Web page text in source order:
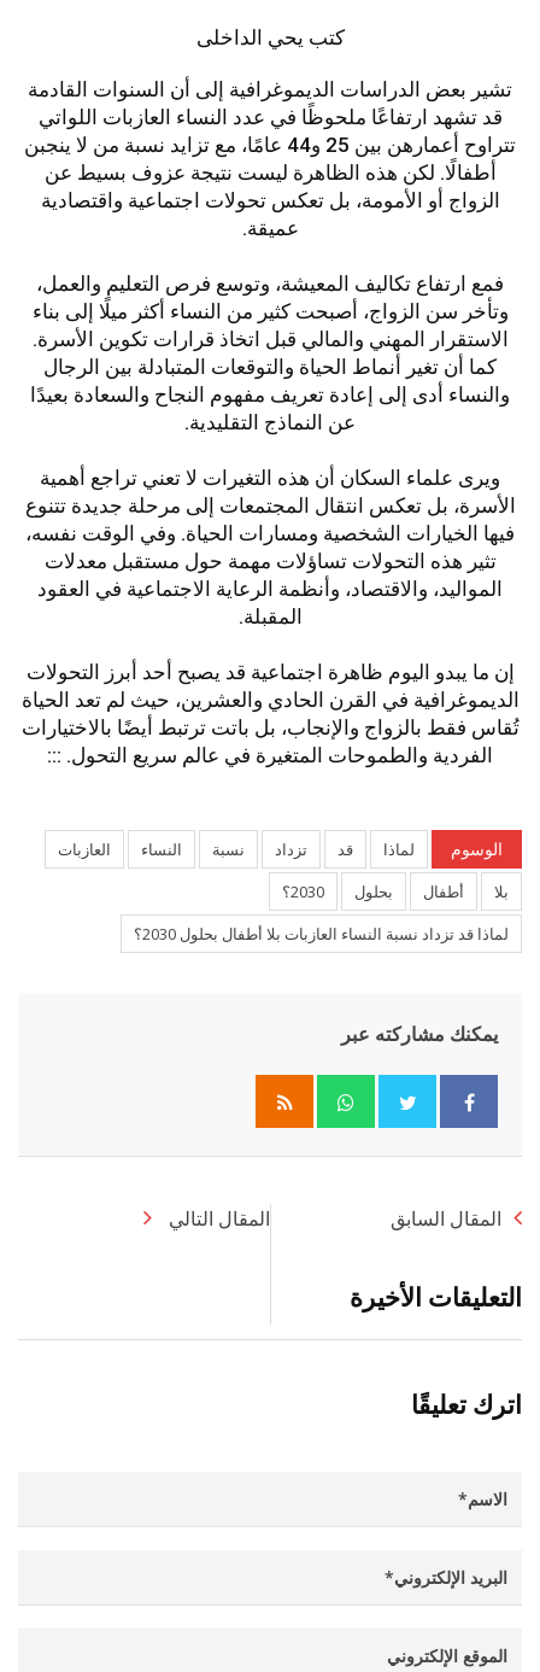
كتب يحي الداخلى
تشير بعض الدراسات الديموغرافية إلى أن السنوات القادمة
قد تشهد ارتفاعًا ملحوظًا في عدد النساء العازبات اللواتي
تتراوح أعمارهن بين 25 و44 عامًا، مع تزايد نسبة من لا ينجبن
أطفالًا. لكن هذه الظاهرة ليست نتيجة عزوف بسيط عن
الزواج أو الأمومة، بل تعكس تحولات اجتماعية واقتصادية
عميقة.
فمع ارتفاع تكاليف المعيشة، وتوسع فرص التعليم والعمل،
وتأخر سن الزواج، أصبحت كثير من النساء أكثر ميلًا إلى بناء
الاستقرار المهني والمالي قبل اتخاذ قرارات تكوين الأسرة.
كما أن تغير أنماط الحياة والتوقعات المتبادلة بين الرجال
والنساء أدى إلى إعادة تعريف مفهوم النجاح والسعادة بعيدًا
عن النماذج التقليدية.
ويرى علماء السكان أن هذه التغيرات لا تعني تراجع أهمية
الأسرة، بل تعكس انتقال المجتمعات إلى مرحلة جديدة تتنوع
فيها الخيارات الشخصية ومسارات الحياة. وفي الوقت نفسه،
تثير هذه التحولات تساؤلات مهمة حول مستقبل معدلات
المواليد، والاقتصاد، وأنظمة الرعاية الاجتماعية في العقود
المقبلة.
إن ما يبدو اليوم ظاهرة اجتماعية قد يصبح أحد أبرز التحولات
الديموغرافية في القرن الحادي والعشرين، حيث لم تعد الحياة
تُقاس فقط بالزواج والإنجاب، بل باتت ترتبط أيضًا بالاختيارات
الفردية والطموحات المتغيرة في عالم سريع التحول. :::
الوسوم لماذا قد تزداد نسبة النساء
العازبات
بلا
أطفال بحلول
2030؟
لماذا قد تزداد نسبة النساء العازبات بلا أطفال بحلول 2030؟
يمكنك مشاركته عبر
Whatsapp
المقال السابق المقال التالي
التعليقات الأخيرة
اترك تعليقًا